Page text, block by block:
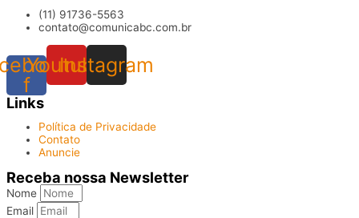
(11) 91736-5563
contato@comunicabc.com.br
f
Youtube
Instagram
Links
Política de Privacidade
Contato
Anuncie
Receba nossa Newsletter
Nome
Email